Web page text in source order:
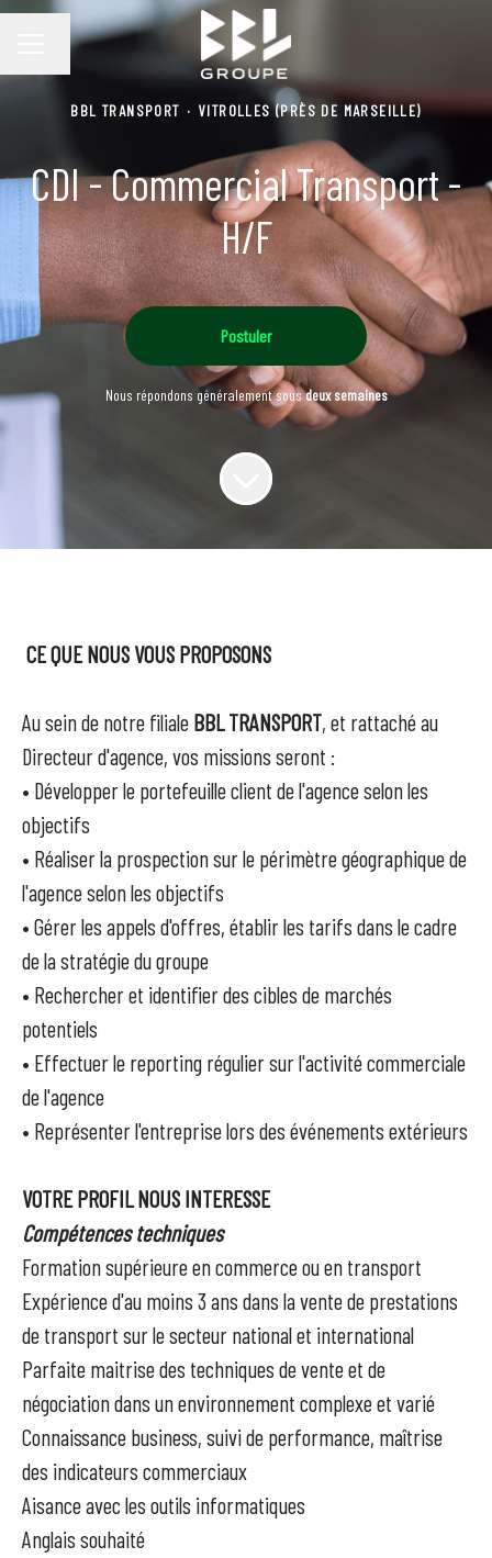
MENU CARRIÈRE
Changer la langue
BBL TRANSPORT · VITROLLES (PRÈS DE MARSEILLE)
CDI - Commercial Transport -
H/F
Postuler
Nous répondons généralement sousdeux semaines
CE QUE NOUS VOUS PROPOSONS
Au sein de notre filiale BBL TRANSPORT, et rattaché au
Directeur d'agence, vos missions seront :
• Développer le portefeuille client de l'agence selon les
objectifs
• Réaliser la prospection sur le périmètre géographique de
l'agence selon les objectifs
• Gérer les appels d'offres, établir les tarifs dans le cadre
de la stratégie du groupe
• Rechercher et identifier des cibles de marchés
potentiels
• Effectuer le reporting régulier sur l'activité commerciale
de l'agence
• Représenter l'entreprise lors des événements extérieurs
VOTRE PROFIL NOUS INTERESSE
Compétences techniques
Formation supérieure en commerce ou en transport
Expérience d'au moins 3 ans dans la vente de prestations
de transport sur le secteur national et international
Parfaite maitrise des techniques de vente et de
négociation dans un environnement complexe et varié
Connaissance business, suivi de performance, maîtrise
des indicateurs commerciaux
Aisance avec les outils informatiques
Anglais souhaité